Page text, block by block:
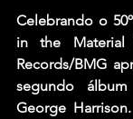
Celebrando o
in the Material
Records/BMG
segundo
George